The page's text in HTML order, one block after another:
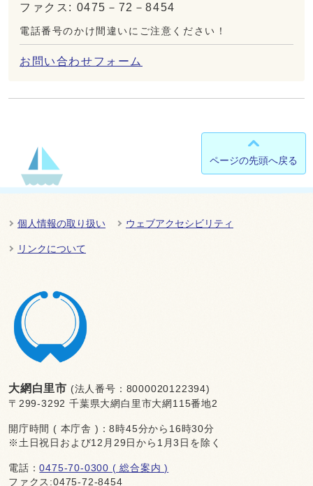
ファクス: 0475－72－8454
電話番号のかけ間違いにご注意ください！
お問い合わせフォーム
ページの先頭へ戻る
個人情報の取り扱い ウェブアクセシビリティ
リンクについて
大網白里市 (法人番号：8000020122394)
〒299-3292 千葉県大網白里市大網115番地2
開庁時間 ( 本庁舎 )：8時45分から16時30分
※土日祝日および12月29日から1月3日を除く
電話：0475-70-0300 ( 総合案内 )
ファクス:0475-72-8454